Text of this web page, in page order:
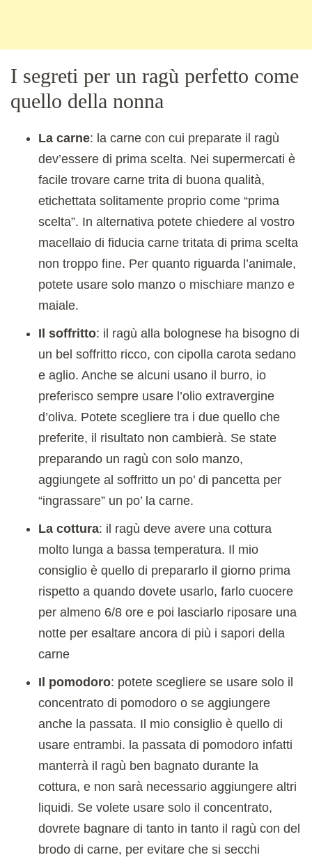
I segreti per un ragù perfetto come
quello della nonna
La carne: la carne con cui preparate il ragù
dev’essere di prima scelta. Nei supermercati è
facile trovare carne trita di buona qualità,
etichettata solitamente proprio come “prima
scelta”. In alternativa potete chiedere al vostro
macellaio di fiducia carne tritata di prima scelta
non troppo fine. Per quanto riguarda l’animale,
potete usare solo manzo o mischiare manzo e
maiale.
Il soffritto: il ragù alla bolognese ha bisogno di
un bel soffritto ricco, con cipolla carota sedano
e aglio. Anche se alcuni usano il burro, io
preferisco sempre usare l’olio extravergine
d’oliva. Potete scegliere tra i due quello che
preferite, il risultato non cambierà. Se state
preparando un ragù con solo manzo,
aggiungete al soffritto un po’ di pancetta per
“ingrassare” un po’ la carne.
La cottura: il ragù deve avere una cottura
molto lunga a bassa temperatura. Il mio
consiglio è quello di prepararlo il giorno prima
rispetto a quando dovete usarlo, farlo cuocere
per almeno 6/8 ore e poi lasciarlo riposare una
notte per esaltare ancora di più i sapori della
carne
Il pomodoro: potete scegliere se usare solo il
concentrato di pomodoro o se aggiungere
anche la passata. Il mio consiglio è quello di
usare entrambi. la passata di pomodoro infatti
manterrà il ragù ben bagnato durante la
cottura, e non sarà necessario aggiungere altri
liquidi. Se volete usare solo il concentrato,
dovrete bagnare di tanto in tanto il ragù con del
brodo di carne, per evitare che si secchi